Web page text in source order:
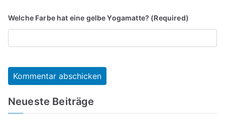
Welche Farbe hat eine gelbe Yogamatte? (Required)
Neueste Beiträge